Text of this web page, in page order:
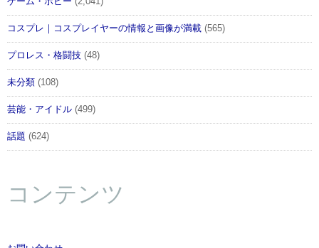
コスプレ｜コスプレイヤーの情報と画像が満載 (565)
プロレス・格闘技 (48)
未分類 (108)
芸能・アイドル (499)
話題 (624)
コンテンツ